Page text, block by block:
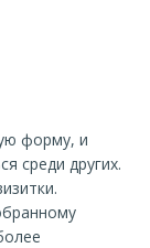
форму, и
среди других.